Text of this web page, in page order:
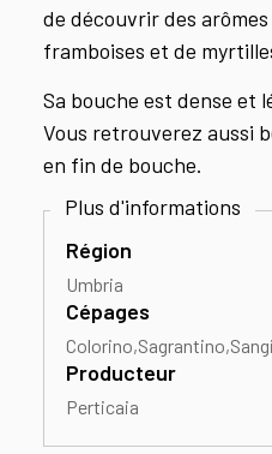
de découvrir des
framboises et de
Sa bouche est dense et
Vous retrouverez aussi
en fin de bouche.
Région
Umbria
Cépages
Colorino Sagrantino
Producteur
Perticaia